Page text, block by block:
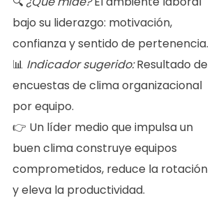
bajo su liderazgo: motivación,
confianza y sentido de pertenencia.
📊 Indicador sugerido: Resultado de
encuestas de clima organizacional
por equipo.
👉 Un líder medio que impulsa un
buen clima construye equipos
comprometidos, reduce la rotación
y eleva la productividad.